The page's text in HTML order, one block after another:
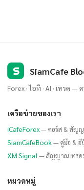
S SiamCafe
Forex · ไอที · AI · เทรด
เครือข่ายของเรา
iCafeForex— คอร์ส & สัญ
SiamCafeBook— คู่มือ & อี
XM Signal — สัญญาณเทรด
หมวดหมู่